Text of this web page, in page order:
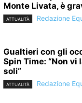
Monte Livata, è
ATTUALITÀ Redazione
Gualtieri con gli
Spin Time: “Non vi
soli”
ATTUALITÀ Redazione